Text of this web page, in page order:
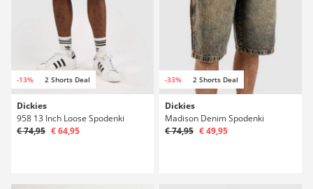
-13% 2 Shorts Deal
Dickies
958 13 Inch Loose Spodenki
€ 74,95 € 64,95
-33% 2 Shorts Deal
Dickies
Madison Denim Spodenki
€ 74,95 € 49,95